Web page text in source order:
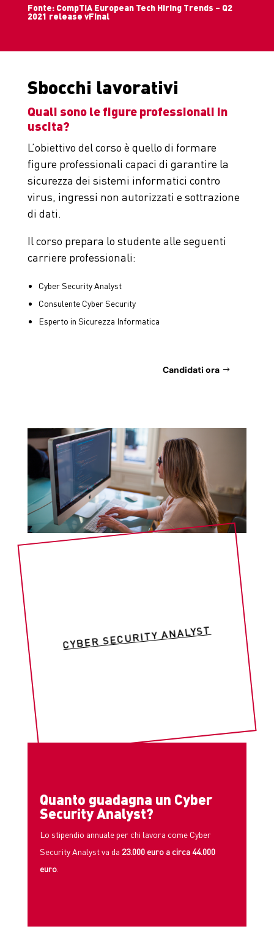
Fonte: CompTIA European Tech Hiring Trends – Q2
2021 release vFinal
Sbocchi lavorativi
Quali sono le figure professionali in
uscita?
L’obiettivo del corso è quello di formare
figure professionali capaci di garantire la
sicurezza dei sistemi informatici contro
virus, ingressi non autorizzati e sottrazione
di dati.
Il corso prepara lo studente alle seguenti
carriere professionali:
Cyber Security Analyst
Consulente Cyber Security
Esperto in Sicurezza Informatica
Candidati ora
CYBER SECURITY ANALYST
Quanto guadagna un Cyber
Security Analyst?
Lo stipendio annuale per chi lavora come Cyber
Security Analyst va da 23.000 euro a circa 44.000
euro.